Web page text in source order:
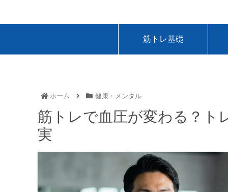
筋トレ基礎
ホーム 健康・メンタル
筋トレで血圧が変わる？ト
実